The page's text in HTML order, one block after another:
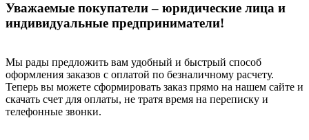
Уважаемые покупатели – юридические лица и
индивидуальные предприниматели!
Мы рады предложить вам удобный и быстрый способ
оформления заказов с оплатой по безналичному расчету.
Теперь вы можете сформировать заказ прямо на нашем сайте и
скачать счет для оплаты, не тратя время на переписку и
телефонные звонки.